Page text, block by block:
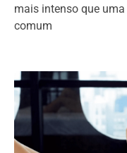
mais intenso que
comum